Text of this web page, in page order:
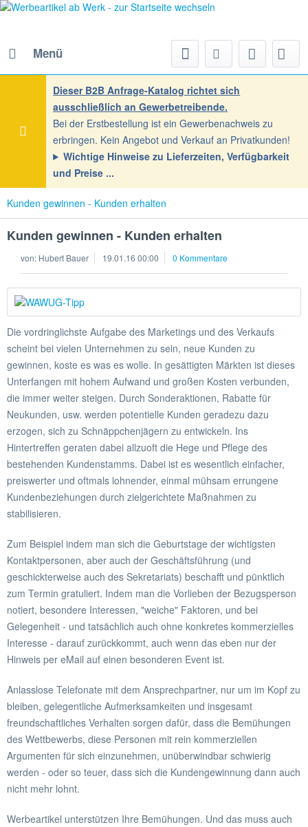
Menü
Dieser B2B Anfrage-Katalog richtet sich
ausschließlich an Gewerbetreibende.
Bei der Erstbestellung ist ein Gewerbenachweis zu
erbringen. Kein Angebot und Verkauf an Privatkunden!
Wichtige Hinweise zu Lieferzeiten, Verfügbarkeit
und Preise
Kunden gewinnen - Kunden erhalten
Kunden gewinnen - Kunden erhalten
von: Hubert Bauer 19.01.16 00:00 0 Kommentare
Die vordringlichste Aufgabe des Marketings und des Verkaufs
scheint bei vielen Unternehmen zu sein, neue Kunden zu
gewinnen, koste es was es wolle. In gesättigten Märkten ist dieses
Unterfangen mit hohem Aufwand und großen Kosten verbunden,
die immer weiter steigen. Durch Sonderaktionen, Rabatte für
Neukunden, usw. werden potentielle Kunden geradezu dazu
erzogen, sich zu Schnäppchenjägern zu entwickeln. Ins
Hintertreffen geraten dabei allzuoft die Hege und Pflege des
bestehenden Kundenstamms. Dabei ist es wesentlich einfacher,
preiswerter und oftmals lohnender, einmal mühsam errungene
Kundenbeziehungen durch zielgerichtete Maßnahmen zu
stabilisieren.
Zum Beispiel indem man sich die Geburtstage der wichtigsten
Kontaktpersonen, aber auch der Geschäftsführung (und
geschickterweise auch des Sekretariats) beschafft und pünktlich
zum Termin gratuliert. Indem man die Vorlieben der Bezugsperson
notiert, besondere Interessen, "weiche" Faktoren, und bei
Gelegenheit - und tatsächlich auch ohne konkretes kommerzielles
Interesse - darauf zurückkommt, auch wenn das eben nur der
Hinweis per eMail auf einen besonderen Event ist.
Anlasslose Telefonate mit dem Ansprechpartner, nur um im Kopf zu
bleiben, gelegentliche Aufmerksamkeiten und insgesamt
freundschaftliches Verhalten sorgen dafür, dass die Bemühungen
des Wettbewerbs, diese Personen mit rein kommerziellen
Argumenten für sich einzunehmen, unüberwindbar schwierig
werden - oder so teuer, dass sich die Kundengewinnung dann auch
nicht mehr lohnt.
Werbeartikel unterstützen Ihre Bemühungen. Und das muss auch